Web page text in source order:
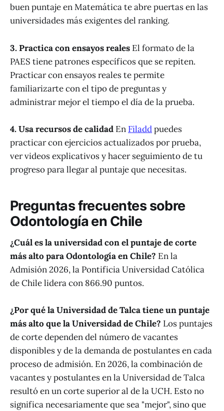
buen puntaje en Matemática te abre puertas en las
universidades más exigentes del ranking.
3. Practica con ensayos reales El formato de la
PAES tiene patrones específicos que se repiten.
Practicar con ensayos reales te permite
familiarizarte con el tipo de preguntas y
administrar mejor el tiempo el día de la prueba.
4. Usa recursos de calidad En Filaddpuedes
practicar con ejercicios actualizados por prueba,
ver videos explicativos y hacer seguimiento de tu
progreso para llegar al puntaje que necesitas.
Preguntas frecuentes sobre
Odontología en Chile
¿Cuál es la universidad con el puntaje de corte
más alto para Odontología en Chile? En la
Admisión 2026, la Pontificia Universidad Católica
de Chile lidera con 866.90 puntos.
¿Por qué la Universidad de Talca tiene un puntaje
más alto que la Universidad de Chile? Los puntajes
de corte dependen del número de vacantes
disponibles y de la demanda de postulantes en cada
proceso de admisión. En 2026, la combinación de
vacantes y postulantes en la Universidad de Talca
resultó en un corte superior al de la UCH. Esto no
significa necesariamente que sea "mejor", sino que